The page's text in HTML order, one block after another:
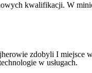
kwalifikacji. W
zdobyli I
w usługach.